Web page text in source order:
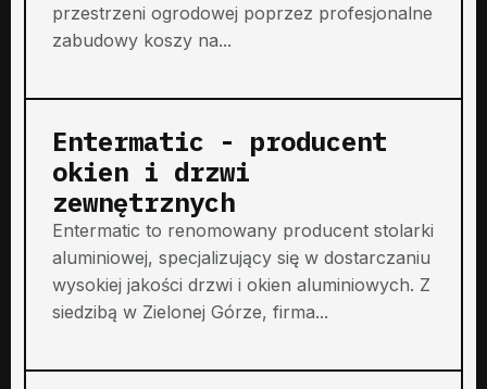
przestrzeni ogrodowej poprzez profesjonalne
zabudowy koszy na...
Entermatic - producent
okien i drzwi
zewnętrznych
Entermatic to renomowany producent stolarki
aluminiowej, specjalizujący się w dostarczaniu
wysokiej jakości drzwi i okien aluminiowych. Z
siedzibą w Zielonej Górze, firma...